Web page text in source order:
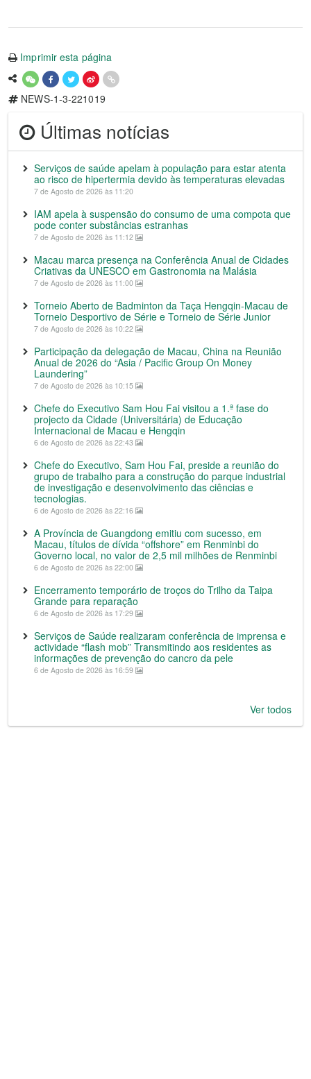
Imprimir esta página
NEWS-1-3-221019
Últimas notícias
Serviços de saúde apelam à população para estar atenta
ao risco de hipertermia devido às temperaturas elevadas
7 de Agosto de 2026 às 11:20
IAM apela à suspensão do consumo de uma compota que
pode conter substâncias estranhas
7 de Agosto de 2026 às 11:12
Macau marca presença na Conferência Anual de Cidades
Criativas da UNESCO em Gastronomia na Malásia
7 de Agosto de 2026 às 11:00
Torneio Aberto de Badminton da Taça Hengqin-Macau de
Torneio Desportivo de Série e Torneio de Série Junior
7 de Agosto de 2026 às 10:22
Participação da delegação de Macau, China na Reunião
Anual de 2026 do “Asia / Pacific Group On Money
Laundering”
7 de Agosto de 2026 às 10:15
Chefe do Executivo Sam Hou Fai visitou a 1.ª fase do
projecto da Cidade (Universitária) de Educação
Internacional de Macau e Hengqin
6 de Agosto de 2026 às 22:43
Chefe do Executivo, Sam Hou Fai, preside a reunião do
grupo de trabalho para a construção do parque industrial
de investigação e desenvolvimento das ciências e
tecnologias.
6 de Agosto de 2026 às 22:16
A Província de Guangdong emitiu com sucesso, em
Macau, títulos de dívida “offshore” em Renminbi do
Governo local, no valor de 2,5 mil milhões de Renminbi
6 de Agosto de 2026 às 22:00
Encerramento temporário de troços do Trilho da Taipa
Grande para reparação
6 de Agosto de 2026 às 17:29
Serviços de Saúde realizaram conferência de imprensa e
actividade “flash mob” Transmitindo aos residentes as
informações de prevenção do cancro da pele
6 de Agosto de 2026 às 16:59
Ver todos